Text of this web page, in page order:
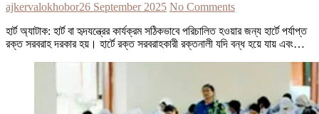
ajkervalokhobor26 September 2025 No Comments
হার্ট অ্যাটাক: হার্ট বা হৃদযন্ত্রের কার্যক্রম সঠিকভাবে পরিচালিত হওয়ার জন্য হার্টে পর্যাপ্ত
রক্ত সরবরাহ দরকার হয়। হার্টে রক্ত সরবরাহকারী রক্তনালী যদি বন্ধ হয়ে যায় এবং…